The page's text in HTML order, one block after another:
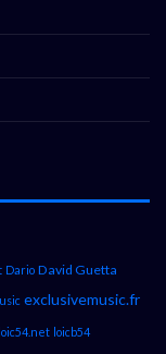
Dario David Guetta
exclusivemusic.fr
loic54.net loicb54